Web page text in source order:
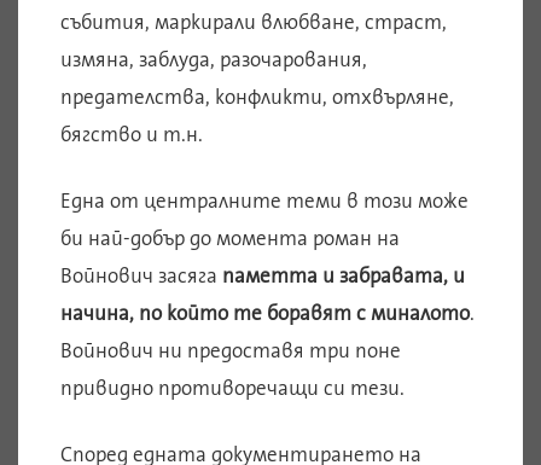
събития, маркирали влюбване, страст,
измяна, заблуда, разочарования,
предателства, конфликти, отхвърляне,
бягство и т.н.
Една от централните теми в този може
би най-добър до момента роман на
Войнович засяга паметта и забравата, и
начина, по който те боравят с миналото.
Войнович ни предоставя три поне
привидно противоречащи си тези.
Според едната документирането на